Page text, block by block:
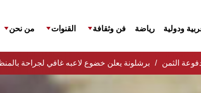
ودولية رياضة فن وثقافة القنوات من نحن
برشلونة يعلن خضوع لاعبه غافي لجراحة مدفوعة الثمن